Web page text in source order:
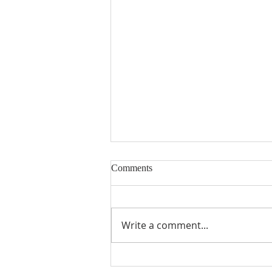
Comments
Write a comment...